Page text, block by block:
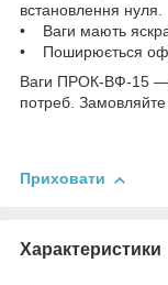
встановлення нуля.
• Ваги мають
• Поширюється
Ваги ПРОК-ВФ-15 —
потреб.
Приховати
Характеристики